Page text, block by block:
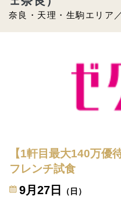
奈良・天理・生駒エリア
【1軒目最大140万優
フレンチ試食
9月27日 （日）